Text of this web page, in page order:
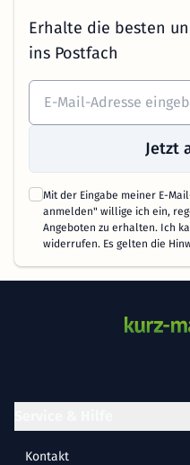
Erhalte die besten
ins Postfach
Jetzt
Mit der Eingabe meiner E-
anmelden" willige ich ein,
Angeboten zu erhalten. Ich
widerrufen. Es gelten die
Kontakt